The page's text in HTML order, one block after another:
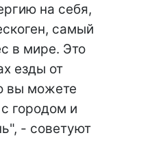
на себя,
самый
в мире. Это
езды от
вы можете
городом и
- советуют